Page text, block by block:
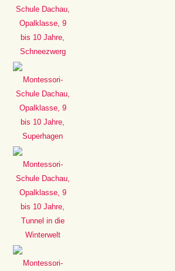
Schule Dachau,
Opalklasse, 9
bis 10 Jahre,
Schneezwerg
Montessori-
Schule Dachau,
Opalklasse, 9
bis 10 Jahre,
Superhagen
Montessori-
Schule Dachau,
Opalklasse, 9
bis 10 Jahre,
Tunnel in die
Winterwelt
Montessori-